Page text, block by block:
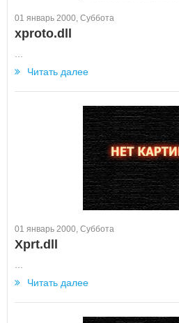
01 январь 2000, Суббота
xproto.dll
Читать далее
01 январь 2000, Суббота
Xprt.dll
Читать далее